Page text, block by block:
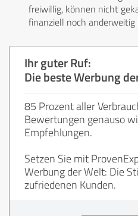
freiwillig, können nicht
finanziell noch anderweitig
Ihr guter Ruf:
Die beste Werbung
85 Prozent aller
Bewertungen genauso
Empfehlungen.
Setzen Sie mit
Werbung der Welt: Die
zufriedenen Kunden.